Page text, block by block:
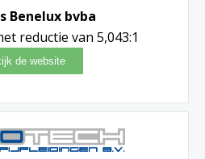
Benelux bvba
reductie van 5,043:1